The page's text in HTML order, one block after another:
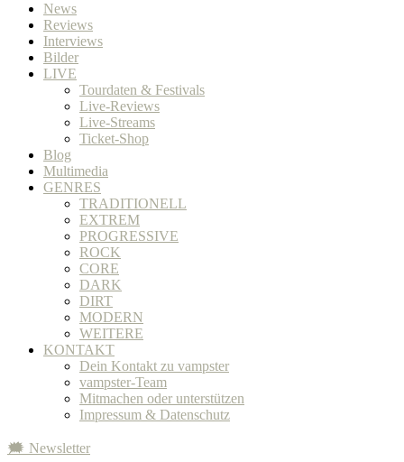
News
Reviews
Interviews
Bilder
LIVE
Tourdaten & Festivals
Live-Reviews
Live-Streams
Ticket-Shop
Blog
Multimedia
GENRES
TRADITIONELL
EXTREM
PROGRESSIVE
ROCK
CORE
DARK
DIRT
MODERN
WEITERE
KONTAKT
Dein Kontakt zu vampster
vampster-Team
Mitmachen oder unterstützen
Impressum & Datenschutz
🗯 Newsletter